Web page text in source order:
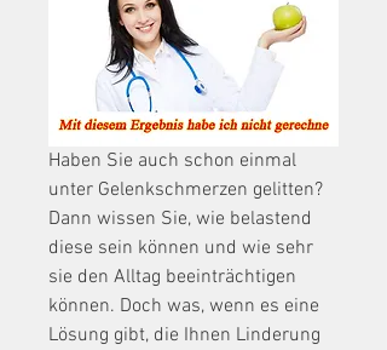
Haben Sie auch schon einmal
unter Gelenkschmerzen gelitten?
Dann wissen Sie, wie belastend
diese sein können und wie sehr
sie den Alltag beeinträchtigen
können. Doch was, wenn es eine
Lösung gibt, die Ihnen Linderung